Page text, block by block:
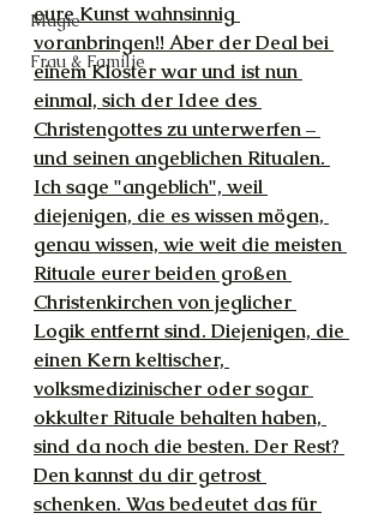
Magie
Frau & Familie
eure Kunst wahnsinnig
voranbringen!! Aber der Deal bei
einem Kloster war und ist nun
einmal, sich der Idee des
Christengottes zu unterwerfen –
und seinen angeblichen Ritualen.
Ich sage "angeblich", weil
diejenigen, die es wissen mögen,
genau wissen, wie weit die meisten
Rituale eurer beiden großen
Christenkirchen von jeglicher
Logik entfernt sind. Diejenigen, die
einen Kern keltischer,
volksmedizinischer oder sogar
okkulter Rituale behalten haben,
sind da noch die besten. Der Rest?
Den kannst du dir getrost
schenken. Was bedeutet das für